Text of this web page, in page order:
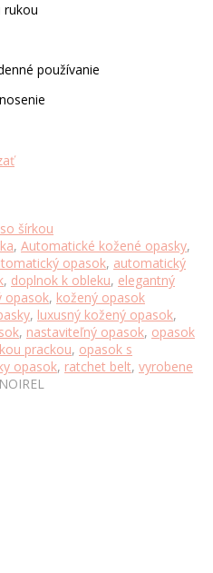
rukou
používanie
šírkou
, Automatické kožené opasky,
opasok, automatický
, doplnok k obleku, elegantný
opasok, kožený opasok
, luxusný kožený opasok,
, nastaviteľný opasok, opasok
prackou, opasok s
opasok, ratchet belt, vyrobene
NOIREL